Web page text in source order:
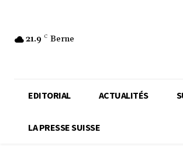
21.9 C Berne
EDITORIAL ACTUALITÉS
LA PRESSE SUISSE